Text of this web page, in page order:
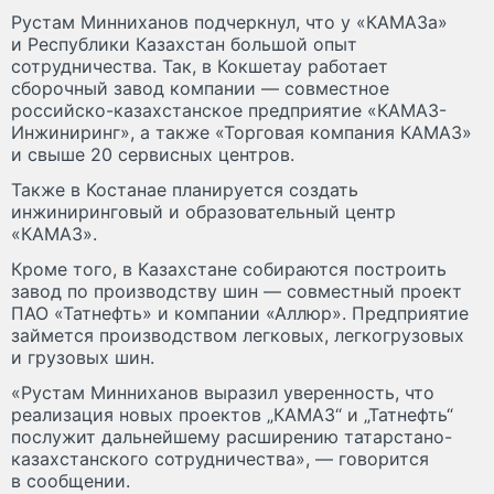
Рустам Минниханов подчеркнул, что у «КАМАЗа»
и Республики Казахстан большой опыт
сотрудничества. Так, в Кокшетау работает
сборочный завод компании — совместное
российско-казахстанское предприятие «КАМАЗ-
Инжиниринг», а также «Торговая компания КАМАЗ»
и свыше 20 сервисных центров.
Также в Костанае планируется создать
инжиниринговый и образовательный центр
«КАМАЗ».
Кроме того, в Казахстане собираются построить
завод по производству шин — совместный проект
ПАО «Татнефть» и компании «Аллюр». Предприятие
займется производством легковых, легкогрузовых
и грузовых шин.
«Рустам Минниханов выразил уверенность, что
реализация новых проектов „КАМАЗ“ и „Татнефть“
послужит дальнейшему расширению татарстано-
казахстанского сотрудничества», — говорится
в сообщении.